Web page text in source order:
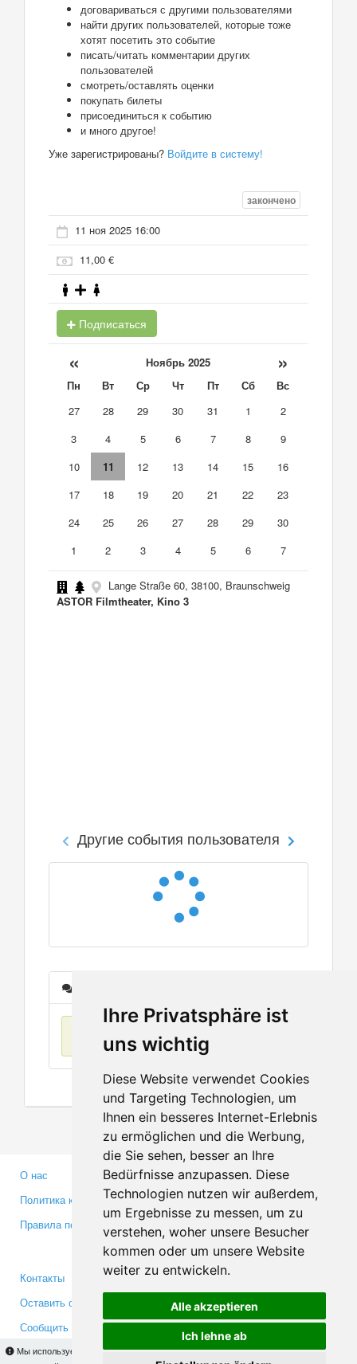
Ihre Privatsphäre ist
uns wichtig
Diese Website verwendet Cookies
und Targeting Technologien, um
Ihnen ein besseres Internet-Erlebnis
zu ermöglichen und die Werbung,
die Sie sehen, besser an Ihre
Bedürfnisse anzupassen. Diese
Technologien nutzen wir außerdem,
um Ergebnisse zu messen, um zu
verstehen, woher unsere Besucher
kommen oder um unsere Website
weiter zu entwickeln.
Alle akzeptieren
Ich lehne ab
Мы используем cookies для того, чтобы Вы могли использовать весь функционал
договариваться с другими пользователями
найти других пользователей, которые тоже
хотят посетить это событие
писать/читать комментарии других
пользователей
смотреть/оставлять оценки
покупать билеты
присоединиться к событию
и много другое!
Уже зарегистрированы? Войдите в систему!
закончено
11 ноя 2025 16:00
11,00 €
Подписаться
« Ноябрь 2025 »
Пн Вт Ср Чт Пт Сб
Вс
27
28 29 30 31 1
2
3
4 5 6 7 8
9
10
11 12 13 14 15
16
17
18 19 20 21 22
23
24
25 26 27 28 29
30
1
2 3 4 5 6 7
Lange Straße 60, 38100, Braunschweig
ASTOR Filmtheater, Kino 3
Другие события пользователя
О нас
Политика конфиденциальности
Правила пользования
Партнерам
Инвесторам
Медиа
Контакты
Оставить отзыв
Сообщить об ошибке
Facebook
Twitter
YouTube
Google+